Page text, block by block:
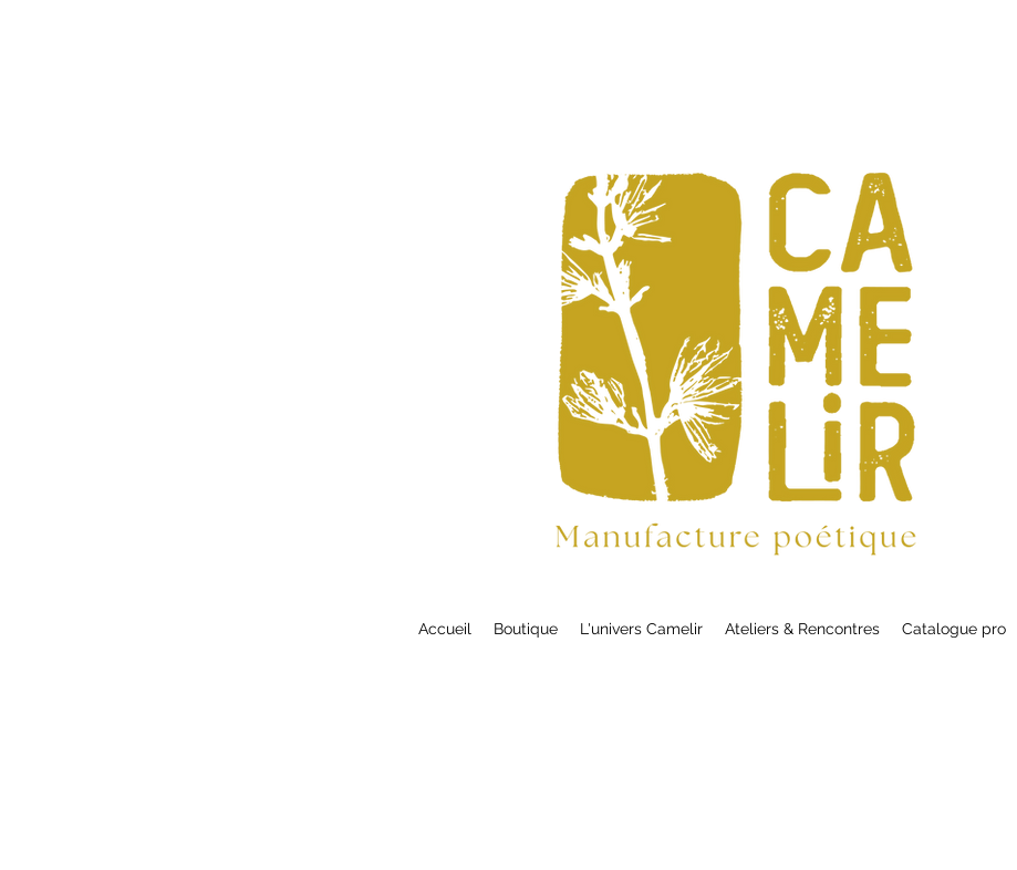
Accueil Boutique L'univers Camelir Ateliers & Rencontres Catalogue pro